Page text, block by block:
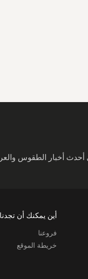
أخبار الطقوس
أين يمكنك أن تجدنا
فروعنا
خريطة الموقع